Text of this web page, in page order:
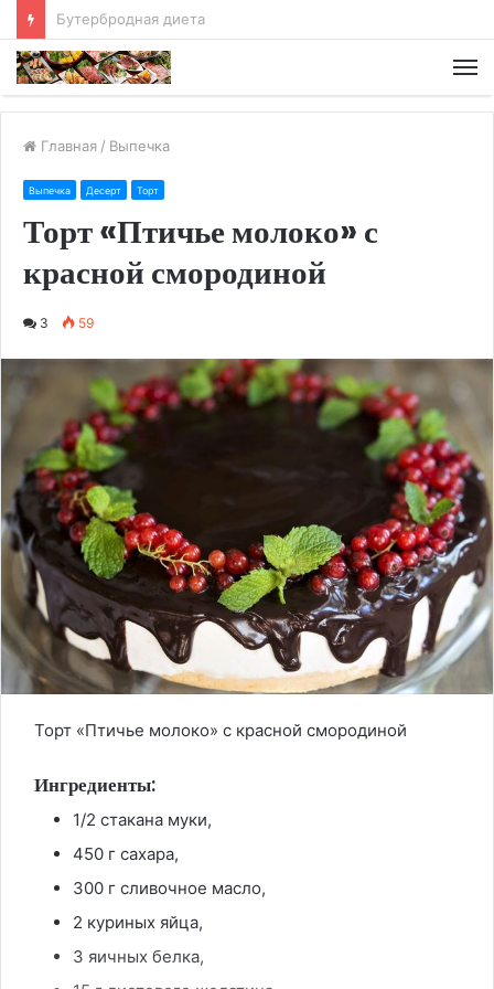
Хлебная диета
Главная / Выпечка
Выпечка Десерт Торт
Торт «Птичье молоко» с
красной смородиной
3 59
Торт «Птичье молоко» с красной смородиной
Ингредиенты:
1/2 стакана муки,
450 г сахара,
300 г сливочное масло,
2 куриных яйца,
3 яичных белка,